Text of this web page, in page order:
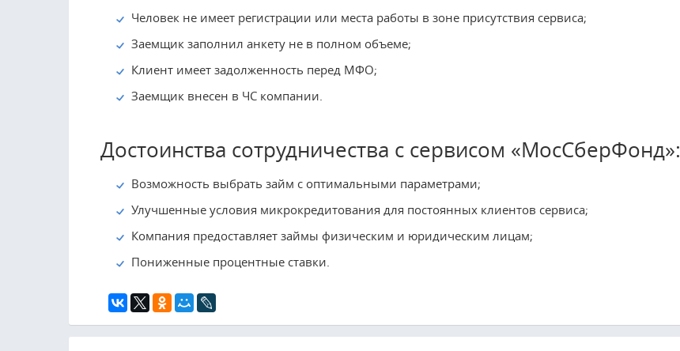
Человек не имеет регистрации или места работы в зоне присутствия сервиса;
Заемщик заполнил анкету не в полном объеме;
Клиент имеет задолженность перед МФО;
Заемщик внесен в ЧС компании.
Достоинства сотрудничества с сервисом «МосСберФонд»:
Возможность выбрать займ с оптимальными параметрами;
Улучшенные условия микрокредитования для постоянных клиентов сервиса;
Компания предоставляет займы физическим и юридическим лицам;
Пониженные процентные ставки.